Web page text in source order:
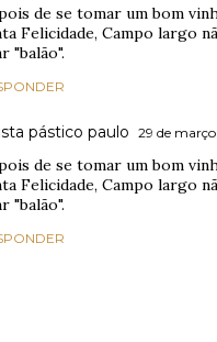
de se tomar um bom
Felicidade, Campo largo
"balão".
pástico paulo 29 de março
de se tomar um bom
Felicidade, Campo largo
"balão".